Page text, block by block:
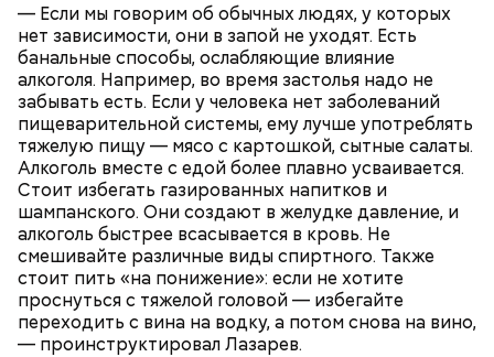
— Если мы говорим об обычных людях, у которых
нет зависимости, они в запой не уходят. Есть
банальные способы, ослабляющие влияние
алкоголя. Например, во время застолья надо не
забывать есть. Если у человека нет заболеваний
пищеварительной системы, ему лучше употреблять
тяжелую пищу — мясо с картошкой, сытные салаты.
Алкоголь вместе с едой более плавно усваивается.
Стоит избегать газированных напитков и
шампанского. Они создают в желудке давление, и
алкоголь быстрее всасывается в кровь. Не
смешивайте различные виды спиртного. Также
стоит пить «на понижение»: если не хотите
проснуться с тяжелой головой — избегайте
переходить с вина на водку, а потом снова на вино,
— проинструктировал Лазарев.
Молитва Николаю чудотворцу
Грибной суп с фасолью